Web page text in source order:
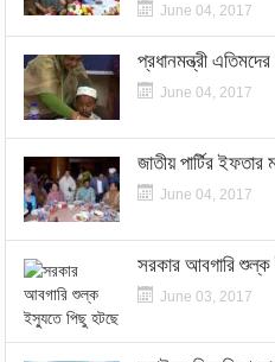
June 04, 2017
প্রধানমন্ত্রী
June 04, 2017
জাতীয় পার্টির ইফতার
June 04, 2017
সরকার আবগারি
June 03, 2017